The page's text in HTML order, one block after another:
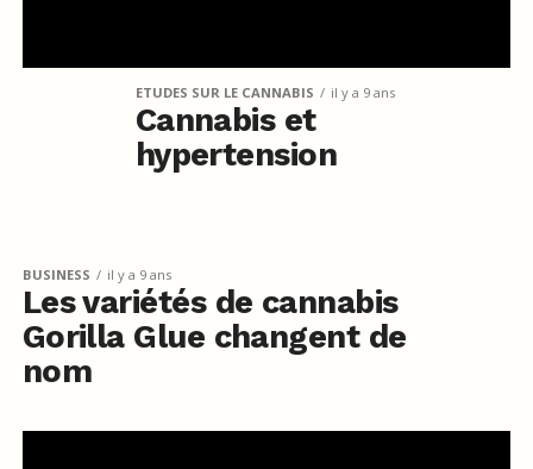
ETUDES SUR LE CANNABIS il y a 9 ans
Cannabis et
hypertension
BUSINESS il y a 9 ans
Les variétés de cannabis
Gorilla Glue changent de
nom